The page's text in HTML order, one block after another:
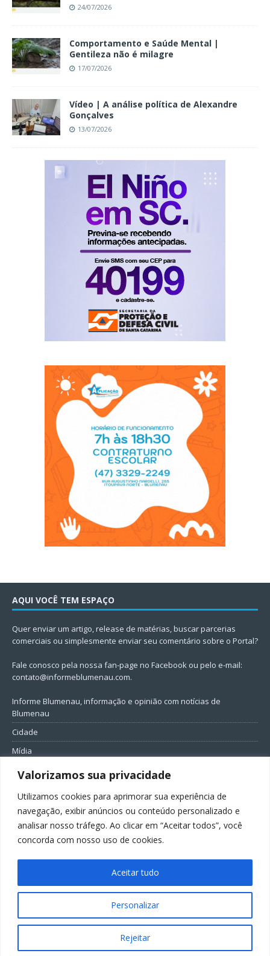
Valorizamos sua privacidade
Utilizamos cookies para aprimorar sua experiência de
navegação, exibir anúncios ou conteúdo personalizado e
analisar nosso tráfego. Ao clicar em “Aceitar todos”, você
concorda com nosso uso de cookies.
Personalizar
Rejeitar
Aceitar tudo
24/07/2026
Comportamento e Saúde Mental |
Gentileza não é milagre
17/07/2026
Vídeo | A análise política de Alexandre
Gonçalves
13/07/2026
AQUI VOCÊ TEM ESPAÇO
Quer enviar um artigo, release de matérias, buscar parcerias
comerciais ou simplesmente enviar seu comentário sobre o Portal?
Fale conosco pela nossa fan-page no Facebook ou pelo e-mail:
contato@informeblumenau.com.
Informe Blumenau, informação e opinião com notícias de
Blumenau
Cidade
Mídia
Entretenimento
Política
FIQUE CONECTADO
Todos os direitos reservados ao Informe Blumenau